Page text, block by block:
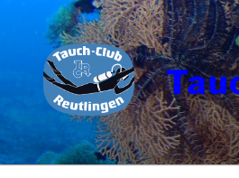
springen